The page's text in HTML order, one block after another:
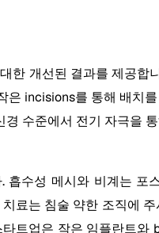
개선된 결과를 제공
incisions를 통해 배
수준에서 전기 자극을
수성 메시와 비계는
료는 침술 약한 조직에
트업은 작은 임플란트